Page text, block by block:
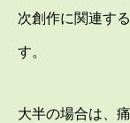
次創作に関連す
す。
大半の場合は、